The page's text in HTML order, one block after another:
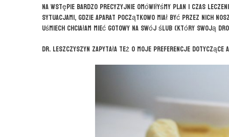
Na wstępie bardzo precyzyjnie omówiłyśmy plan i czas
sytuacjami, gdzie aparat początkowo miał być przez nich
uśmiech chciałam mieć gotowy na swój ślub (który swoją
Dr. Leszczyszyn zapytała też o moje preferencje dotyczące